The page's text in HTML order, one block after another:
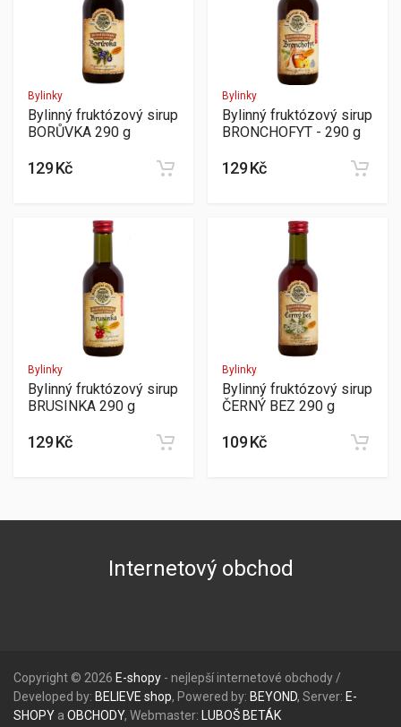
Bylinky
Bylinný fruktózový sirup
BORŮVKA 290 g
129 Kč
Bylinky
Bylinný fruktózový sirup
BRONCHOFYT - 290 g
129 Kč
Bylinky
Bylinný fruktózový sirup
BRUSINKA 290 g
129 Kč
Bylinky
Bylinný fruktózový sirup
ČERNÝ BEZ 290 g
109 Kč
Internetový obchod
Copyright © 2026 E-shopy - nejlepší internetové obchody /
Developed by: BELIEVE shop, Powered by: BEYOND, Server: E-
SHOPY a OBCHODY, Webmaster: LUBOŠ BETÁK